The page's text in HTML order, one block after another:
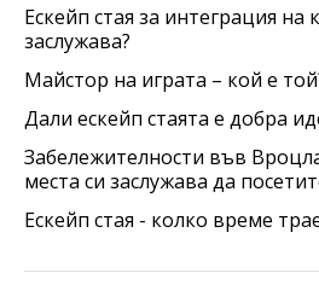
Ескейп стая за интеграция на
заслужава?
Майстор на играта – кой е
Дали ескейп стаята е добра
Забележителности във
места си заслужава да
Ескейп стая - колко време